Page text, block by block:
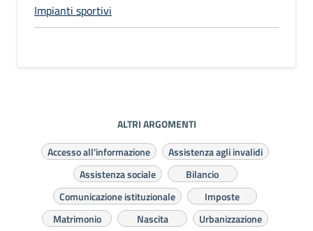
Impianti sportivi
ALTRI ARGOMENTI
Accesso all'informazione
Assistenza agli invalidi
Assistenza sociale
Bilancio
Comunicazione istituzionale
Imposte
Matrimonio
Nascita Urbanizzazione